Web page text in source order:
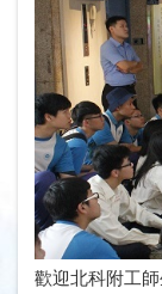
歡迎北科附工師